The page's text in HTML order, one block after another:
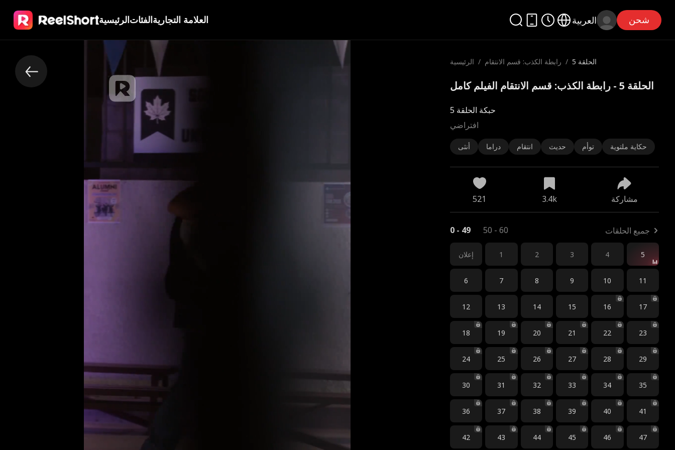
الرئيسيةالفئاتالعلامة التجارية العربية شحن
الرئيسية / رابطة الكذب: قسم الانتقام / الحلقة 5
الحلقة 5 - رابطة الكذب: قسم الانتقام الفيلم كامل
حبكة الحلقة 5
افتراضي
أنثى دراما انتقام حديث توأم حكاية ملتوية
521 3.4k مشاركة
0 - 49 50 - 60 جميع الحلقات
إعلان 1 2 3 4 5
6 7 8 9 10 11
12 13 14 15 16 17
18 19 20 21 22 23
24 25 26 27 28 29
30 31 32 33 34 35
36 37 38 39 40 41
42 43 44 45 46 47